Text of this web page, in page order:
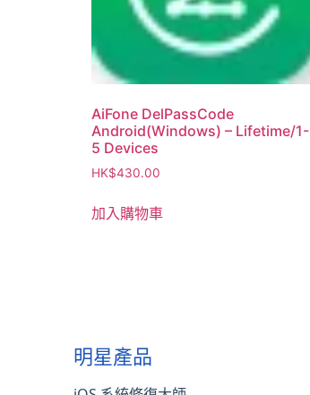
AiFone DelPassCode
Android(Windows) – Lifetime/1-
5 Devices
HK$430.00
加入購物車
明星產品